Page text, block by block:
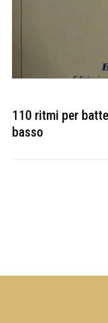
110 ritmi per
basso